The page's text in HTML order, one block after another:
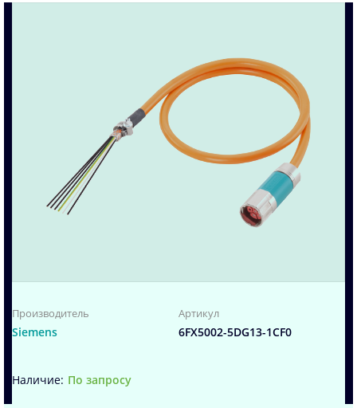
Производитель
Siemens
Артикул
6FX5002-5DG13-1CF0
По запросу